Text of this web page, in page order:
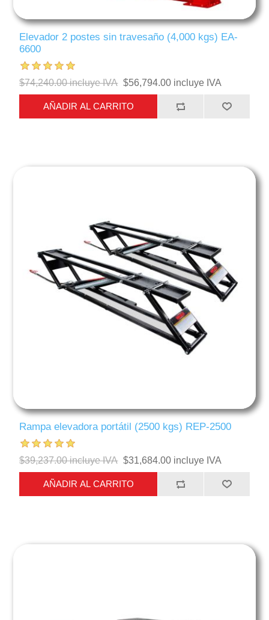
Elevador 2 postes sin travesaño (4,000 kgs) EA-
6600
$74,240.00 incluye IVA $56,794.00 incluye IVA
AÑADIR AL CARRITO
Rampa elevadora portátil (2500 kgs) REP-2500
$39,237.00 incluye IVA $31,684.00 incluye IVA
AÑADIR AL CARRITO